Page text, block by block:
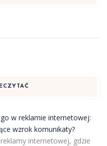
w reklamie internetowej:
wzrok komunikaty?
internetowej, gdzie